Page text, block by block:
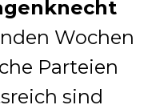
Wochen
Parteien
sind